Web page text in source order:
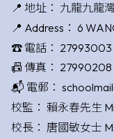
📍 地址： 九龍九龍
📍 Address： 6
☎️ 電話： 27993003
📠 傳真： 27990208
📬 電郵：
校監： 賴永春先生
校長： 唐國敏女士